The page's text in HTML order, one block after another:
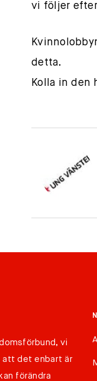
vi följer
detta.
Kolla in den
vi
att det enbart är
förändra